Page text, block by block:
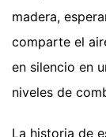
madera,
comparte el
en silencio en
niveles de
La historia de